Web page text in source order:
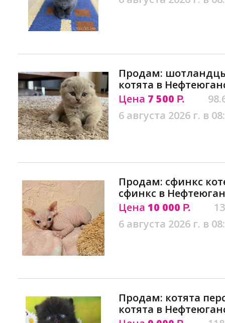
Продам:
котята в
Цена 7 500 Р.
6 августа 2026 г. в
Продам: сфинкс
сфинкс в
Цена 10 000 Р.
6 августа 2026 г. в
Продам: котята
котята в